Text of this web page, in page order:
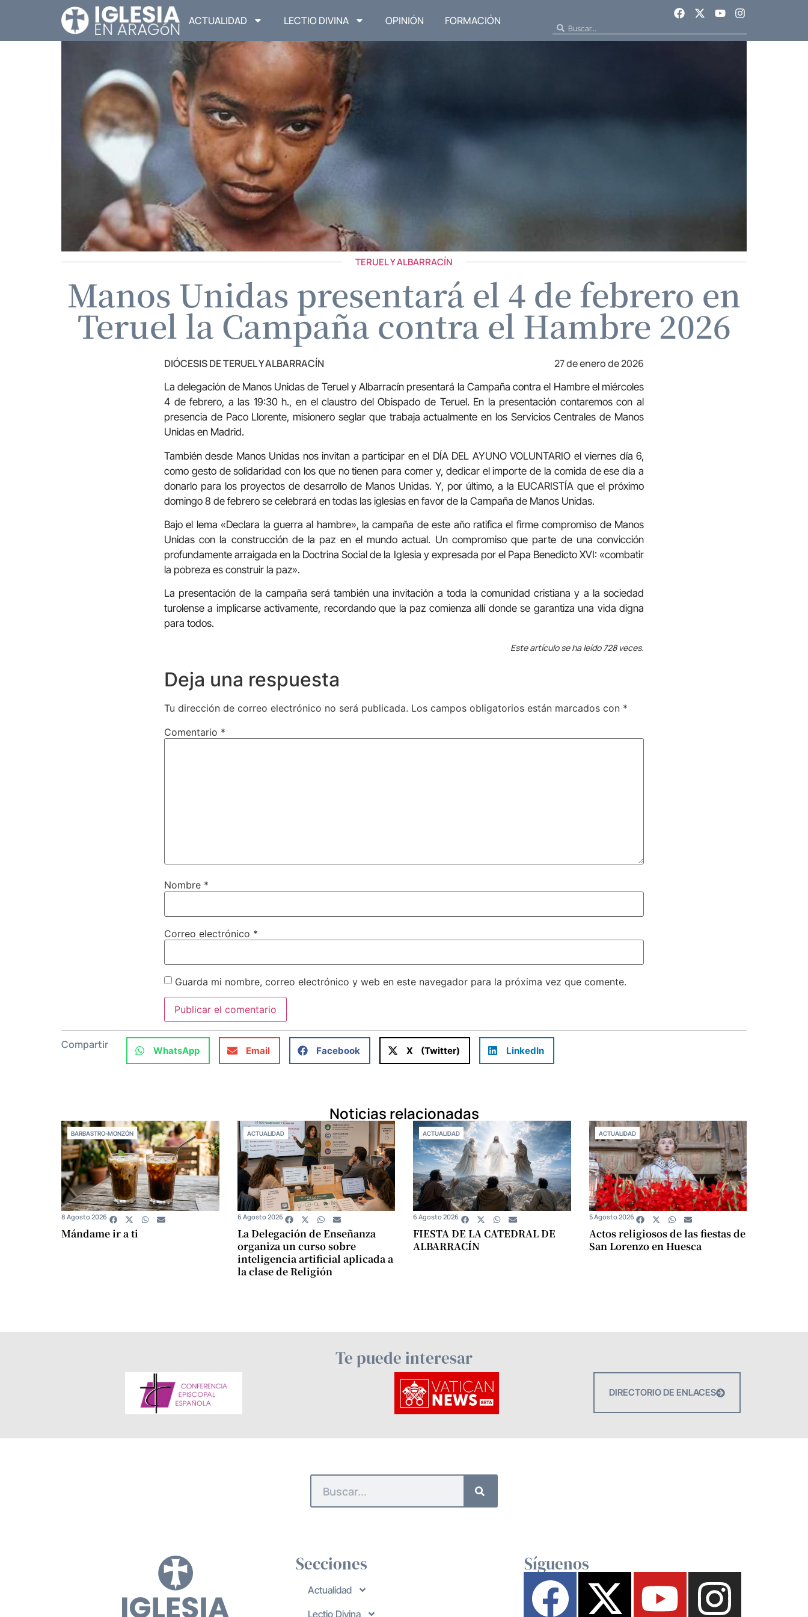
ACTUALIDAD LECTIO DIVINA OPINIÓN FORMACIÓN
TERUEL Y ALBARRACÍN
Manos Unidas presentará el 4 de febrero en
Teruel la Campaña contra el Hambre 2026
DIÓCESIS DE TERUEL Y ALBARRACÍN 27 de enero de 2026
La delegación de Manos Unidas de Teruel y Albarracín presentará la Campaña contra el Hambre el miércoles
4 de febrero, a las 19:30 h., en el claustro del Obispado de Teruel. En la presentación contaremos con al
presencia de Paco Llorente, misionero seglar que trabaja actualmente en los Servicios Centrales de Manos
Unidas en Madrid.
También desde Manos Unidas nos invitan a participar en el DÍA DEL AYUNO VOLUNTARIO el viernes día 6,
como gesto de solidaridad con los que no tienen para comer y, dedicar el importe de la comida de ese día a
donarlo para los proyectos de desarrollo de Manos Unidas. Y, por último, a la EUCARISTÍA que el próximo
domingo 8 de febrero se celebrará en todas las iglesias en favor de la Campaña de Manos Unidas.
Bajo el lema «Declara la guerra al hambre», la campaña de este año ratifica el firme compromiso de Manos
Unidas con la construcción de la paz en el mundo actual. Un compromiso que parte de una convicción
profundamente arraigada en la Doctrina Social de la Iglesia y expresada por el Papa Benedicto XVI: «combatir
la pobreza es construir la paz».
La presentación de la campaña será también una invitación a toda la comunidad cristiana y a la sociedad
turolense a implicarse activamente, recordando que la paz comienza allí donde se garantiza una vida digna
para todos.
Este artículo se ha leído 728 veces.
Deja una respuesta
Tu dirección de correo electrónico no será publicada. Los campos obligatorios están marcados con *
Comentario *
Nombre *
Correo electrónico *
Guarda mi nombre, correo electrónico y web en este navegador para la próxima vez que comente.
Compartir WhatsApp Email Facebook X (Twitter) LinkedIn
Noticias relacionadas
BARBASTRO-MONZÓN
Mándame ir a ti
8 Agosto 2026
ACTUALIDAD
La Delegación de Enseñanza
organiza un curso sobre
inteligencia artificial aplicada a
la clase de Religión
6 Agosto 2026
ACTUALIDAD
FIESTA DE LA CATEDRAL DE
ALBARRACÍN
6 Agosto 2026
ACTUALIDAD
Actos religiosos de las fiestas de
San Lorenzo en Huesca
5 Agosto 2026
Te puede interesar
DIRECTORIO DE ENLACES
Secciones
Actualidad
Lectio Divina
Síguenos